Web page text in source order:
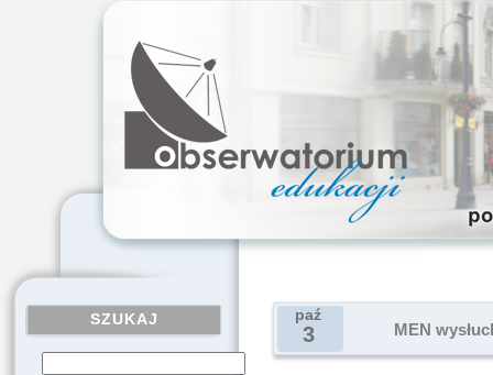
SZUKAJ paź
3 MEN